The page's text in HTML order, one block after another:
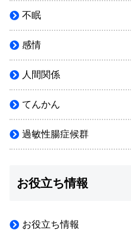
不眠
感情
人間関係
てんかん
過敏性腸症候群
お役立ち情報
お役立ち情報